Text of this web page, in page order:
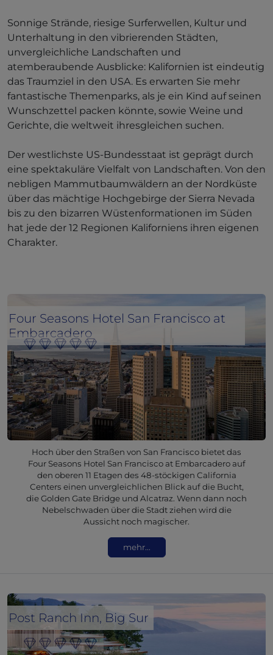
Sonnige Strände, riesige Surferwellen, Kultur und
Unterhaltung in den vibrierenden Städten,
unvergleichliche Landschaften und
atemberaubende Ausblicke: Kalifornien ist eindeutig
das Traumziel in den USA. Es erwarten Sie mehr
fantastische Themenparks, als je ein Kind auf seinen
Wunschzettel packen könnte, sowie Weine und
Gerichte, die weltweit ihresgleichen suchen.
Der westlichste US-Bundesstaat ist geprägt durch
eine spektakuläre Vielfalt von Landschaften. Von den
nebligen Mammutbaumwäldern an der Nordküste
über das mächtige Hochgebirge der Sierra Nevada
bis zu den bizarren Wüstenformationen im Süden
hat jede der 12 Regionen Kaliforniens ihren eigenen
Charakter.
Four Seasons Hotel San Francisco at
Embarcadero
Hoch über den Straßen von San Francisco bietet das
Four Seasons Hotel San Francisco at Embarcadero auf
den oberen 11 Etagen des 48-stöckigen California
Centers einen unvergleichlichen Blick auf die Bucht,
die Golden Gate Bridge und Alcatraz. Wenn dann noch
Nebelschwaden über die Stadt ziehen wird die
Aussicht noch magischer.
mehr...
Post Ranch Inn, Big Sur